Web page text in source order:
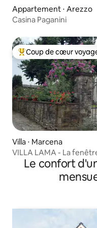
Appartement ⋅ Arezzo
Casina Paganini
Coups de cœur
Coup de cœur
Villa ⋅ Marcena
VILLA LAMA - La
Le confort